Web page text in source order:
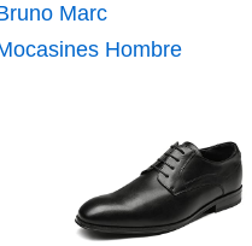
Marc
Hombre